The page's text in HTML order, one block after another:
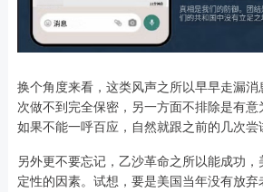
换个角度来看，这类风声之所以早早走漏
次做不到完全保密，另一方面不排除是有意
如果不能一呼百应，自然就跟之前的几次尝
另外更不要忘记，乙沙革命之所以能成功
定性的因素。试想，要是美国当年没有放